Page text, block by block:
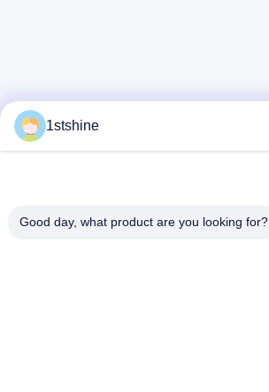
1stshine
Good day, what product are you looking for?